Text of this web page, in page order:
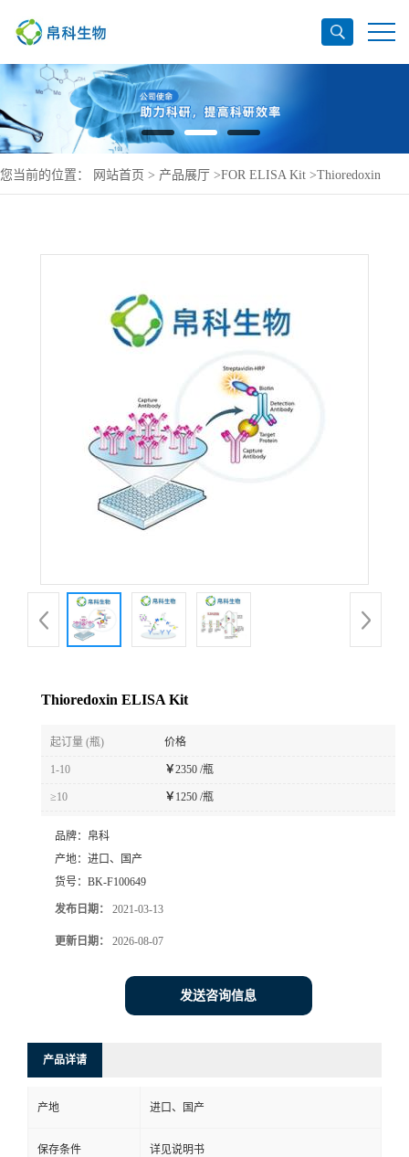
您当前的位置： 网站首页 > 产品展厅 >FOR ELISA Kit >Thioredoxin
Thioredoxin ELISA Kit
起订量 (瓶) 价格
1-10 ￥2350 /瓶
≥10 ￥ 1250 /瓶
品牌： 帛科
产地： 进口、国产
货号： BK-F100649
发布日期： 2021-03-13
更新日期： 2026-08-07
发送咨询信息
产品详请
产地 进口、国产
保存条件 详见说明书